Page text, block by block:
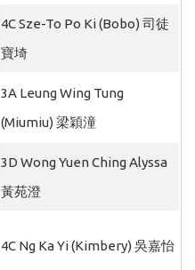
4C Sze-To Po Ki (Bobo) 司徒
寶埼
3A Leung Wing Tung
(Miumiu) 梁穎潼
3D Wong Yuen Ching Alyssa
黃苑澄
4C Ng Ka Yi (Kimbery) 吳嘉怡